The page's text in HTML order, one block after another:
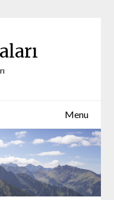
Menu